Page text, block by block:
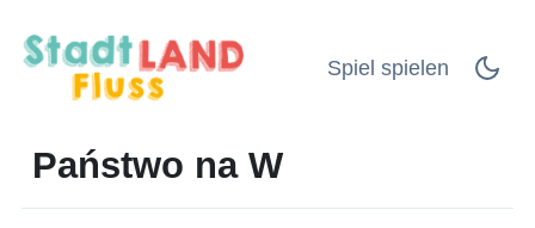
Spiel spielen
Państwo na W